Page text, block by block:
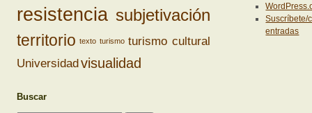
resistencia subjetivación
territorio texto turismo turismo cultural
Universidadvisualidad
Buscar
Suscríbete/
entradas